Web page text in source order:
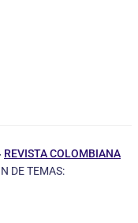
REVISTA COLOMBIANA
DE TEMAS: